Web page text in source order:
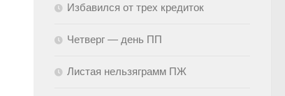
Избавился от трех кредиток
Четверг — день ПП
Листая нельзяграмм ПЖ